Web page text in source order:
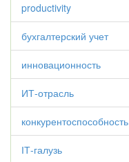
productivity
бухгалтерский учет
инновационность
ИТ-отрасль
конкурентоспособность
ІТ-галузь